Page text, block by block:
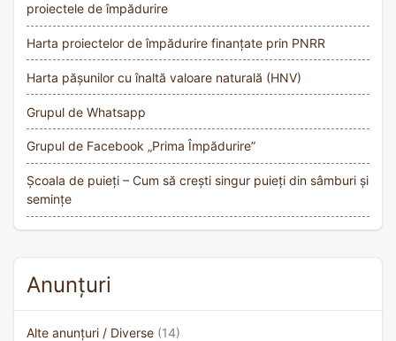
proiectele de împădurire
Harta proiectelor de împădurire finanțate prin PNRR
Harta pășunilor cu înaltă valoare naturală (HNV)
Grupul de Whatsapp
Grupul de Facebook „Prima Împădurire”
Școala de puieți – Cum să crești singur puieți din sâmburi și
semințe
Anunțuri
Alte anunțuri / Diverse (14)